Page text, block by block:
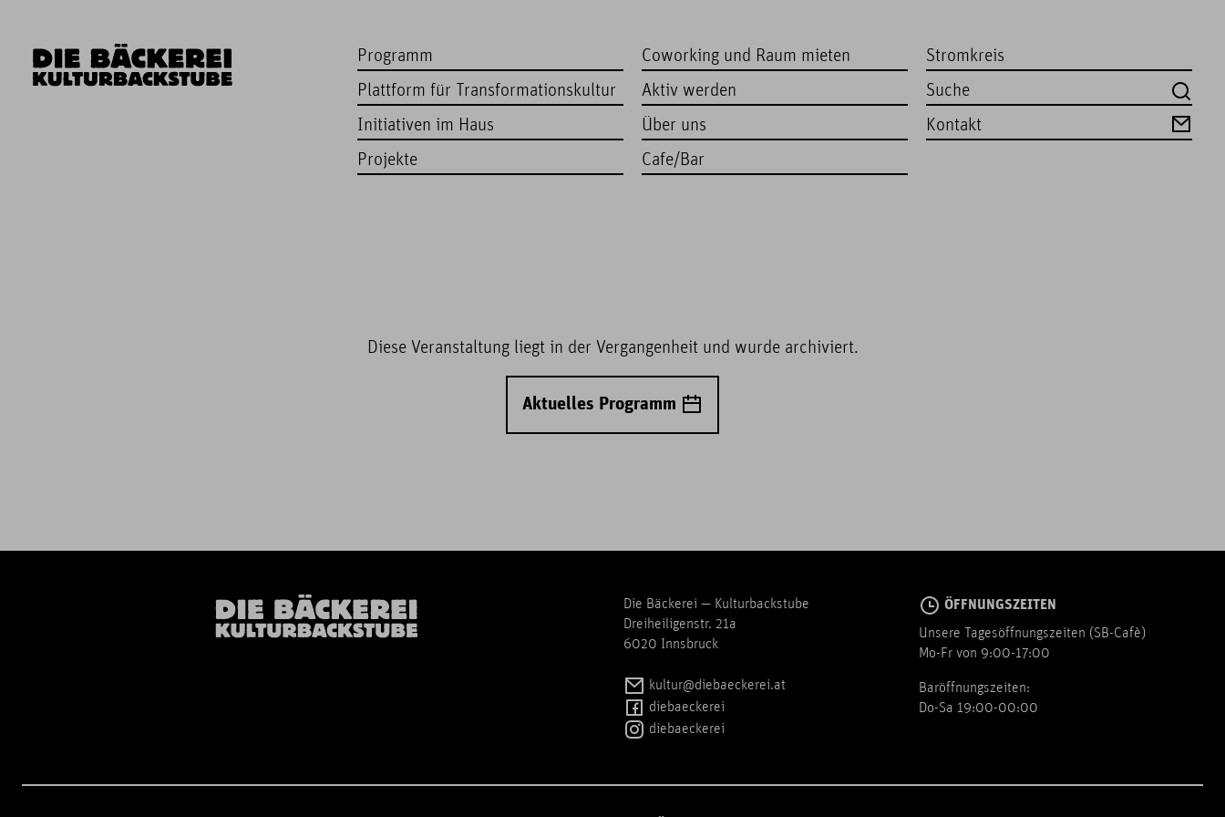
Programm
Plattform für Transformationskultur
Initiativen im Haus
Projekte
Coworking und Raum mieten
Aktiv werden
Über uns
Cafe/Bar
Stromkreis
Kontakt
Diese Veranstaltung liegt in der Vergangenheit und wurde archiviert.
Aktuelles Programm
Die Bäckerei — Kulturbackstube
Dreiheiligenstr. 21a
6020 Innsbruck
kultur@diebaeckerei.at
diebaeckerei
diebaeckerei
ÖFFNUNGSZEITEN
Unsere Tagesöffnungszeiten (SB-Cafè)
Mo-Fr von 9:00-17:00
Baröffnungszeiten:
Do-Sa 19:00-00:00